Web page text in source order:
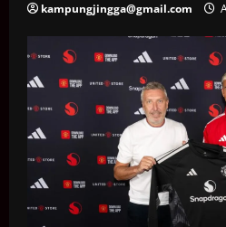
kampungjingga@gmail.com